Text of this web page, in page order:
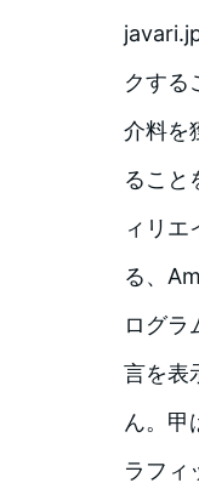
クする
介料を
ること
ィリエ
る、
ログラ
言を表
ん。甲
ラフィ